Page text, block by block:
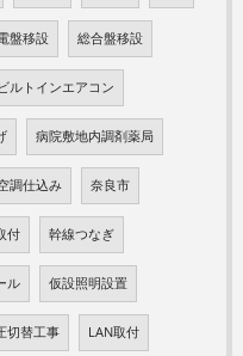
盤移設 総合盤移設
ビルトインエアコン
病院敷地内調剤薬局
調仕込み 奈良市
付 幹線つなぎ
ル 仮設照明設置
切替工事 LAN取付